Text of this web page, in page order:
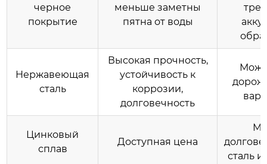
черное
покрытие
меньше заметны
пятна от воды
Нержавеющая
сталь
Высокая прочность,
устойчивость к
коррозии,
долговечность
Цинковый
сплав
Доступная цена
сталь